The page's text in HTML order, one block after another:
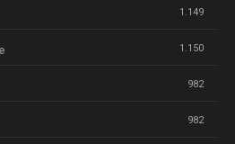
1.149
1.150
982
982